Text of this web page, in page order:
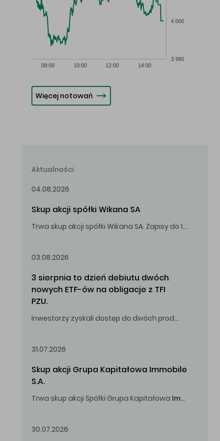
08:00 10:00 12:00 14:00
3 980
4 000
Więcej notowań
Aktualności
04.08.2026
Skup akcji spółki Wikana SA
Trwa skup akcji spółki Wikana SA. Zapisy do 14.08.2026 r. do godz. 16.00.
03.08.2026
3 sierpnia to dzień debiutu dwóch
nowych ETF-ów na obligacje z TFI
PZU.
Inwestorzy zyskali dostęp do dwóch produktów umożliwiających inwestowanie w obligacje skarbowe.
31.07.2026
Skup akcji Grupa Kapitałowa Immobile
S.A.
Trwa skup akcji Spółki Grupa Kapitałowa Immobile
30.07.2026